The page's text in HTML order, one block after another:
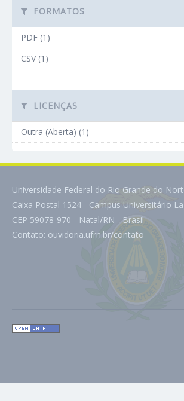
FORMATOS
PDF (1)
CSV (1)
LICENÇAS
Outra (Aberta) (1)
Universidade Federal do Rio Grande do
Caixa Postal 1524 - Campus Universitário
CEP 59078-970 - Natal/RN - Brasil
Contato: ouvidoria.ufrn.br/contato